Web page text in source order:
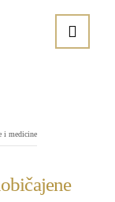
i medicine